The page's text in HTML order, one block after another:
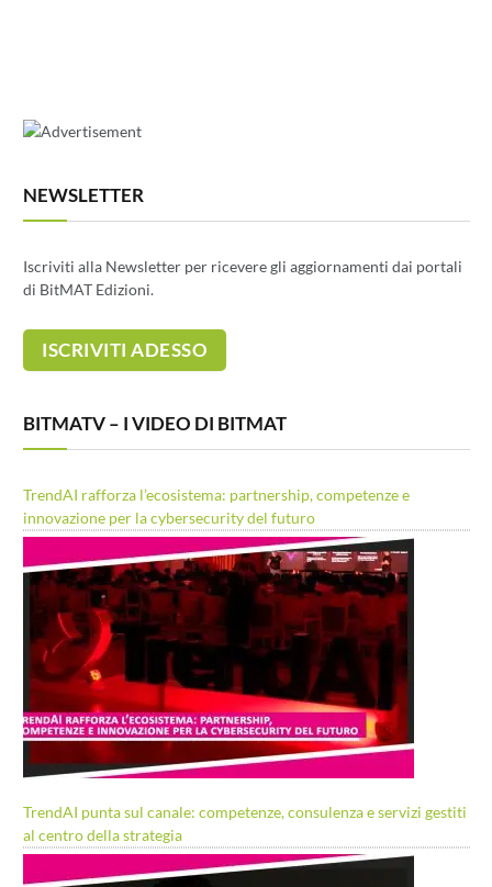
NEWSLETTER
Iscriviti alla Newsletter per ricevere gli aggiornamenti dai portali
di BitMAT Edizioni.
BITMATV – I VIDEO DI BITMAT
TrendAI rafforza l’ecosistema: partnership, competenze e
innovazione per la cybersecurity del futuro
TrendAI punta sul canale: competenze, consulenza e servizi gestiti
al centro della strategia